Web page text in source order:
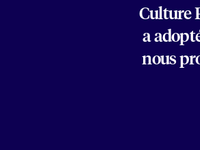
Culture
a
nous